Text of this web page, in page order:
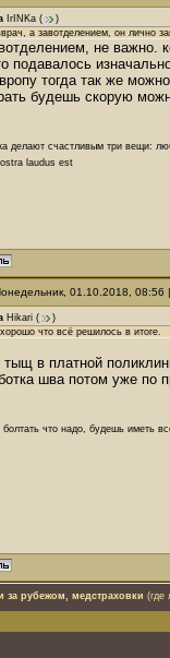
IrINKa (
)
а завотделением, он лично
не важно.
подавалось
тогда так же
будешь скорую
делают счастливым три вещи:
laudus est
01.10.2018,
Hikari (
)
что всё решилось в итоге.
тыщ в платной
шва потом уже по
болтать что надо, будешь иметь
за рубежом, медстраховки (где